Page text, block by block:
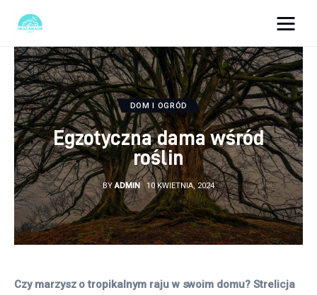
Turystyka
Lifestyle
Dom i ogród
Uroda
Zdrowie
DOM I OGRÓD
Egzotyczna dama wśród
roślin
BY ADMIN 10 KWIETNIA, 2024
Czy marzysz o tropikalnym raju w swoim domu? Strelicja